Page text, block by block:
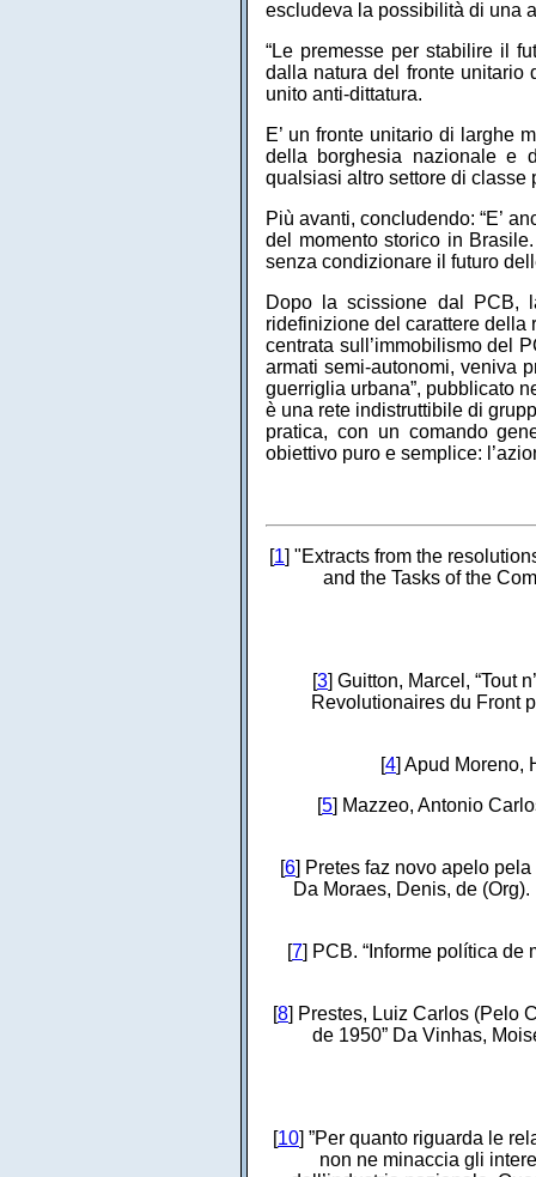
escludeva la possibilità di una
“Le premesse per stabilire il
dalla natura del fronte unitario
unito anti-dittatura.
E’ un fronte unitario di larghe
della borghesia nazionale e
qualsiasi altro settore di classe
Più avanti, concludendo: “E’
del momento storico in
senza condizionare il futuro
Dopo la scissione dal PCB,
ridefinizione del carattere
centrata sull’immobilismo del
armati semi-autonomi, veniva
guerriglia urbana”, pubblicato
è una rete indistruttibile di
pratica, con un comando
obiettivo puro e semplice:
[1] "Extracts from the
and the Tasks of the
[3] Guitton, Marcel, “Tout
Revolutionaires du Front
[4] Apud Moreno,
[5] Mazzeo, Antonio
[6] Pretes faz novo apelo
Da Moraes, Denis, de
[7] PCB. “Informe política de
[8] Prestes, Luiz Carlos (Pelo
de 1950” Da Vinhas,
[10] ”Per quanto riguarda le
non ne minaccia gli